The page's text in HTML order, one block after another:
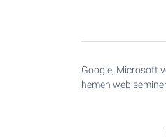
Google, Microsoft
hemen web